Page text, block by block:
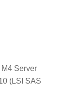
Server
(LSI SAS